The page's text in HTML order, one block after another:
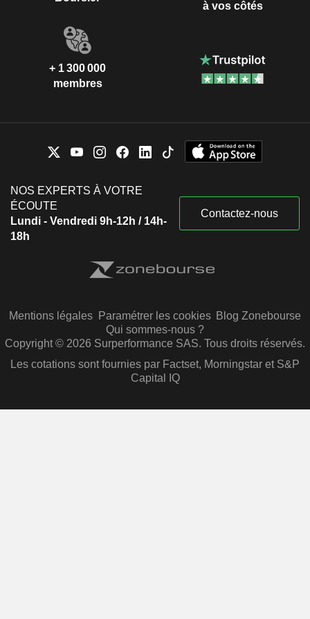
à vos côtés
+ 1 300 000
membres
NOS EXPERTS À VOTRE
ÉCOUTE
Lundi - Vendredi 9h-12h / 14h-
18h
Contactez-nous
Mentions légales Paramétrer les cookies Blog Zonebourse
Qui sommes-nous ?
Copyright © 2026 Surperformance SAS. Tous droits réservés.
Les cotations sont fournies par Factset, Morningstar et S&P
Capital IQ